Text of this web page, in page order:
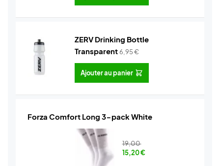
ZERV Drinking Bottle
Transparent6,95€
Ajouter au panier
Forza Comfort Long 3-pack White
19,00
15,20€